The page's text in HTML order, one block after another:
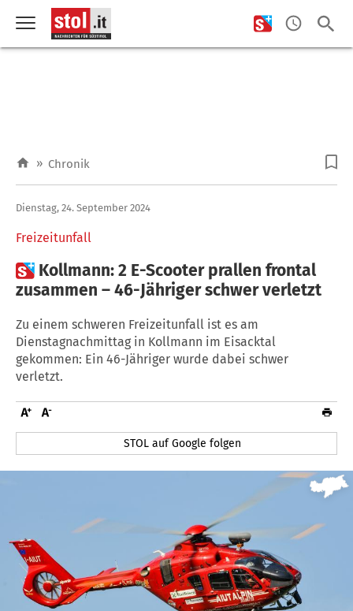
» Chronik
Freizeitunfall
Dienstag, 24. September 2024
 Kollmann: 2 E-Scooter prallen frontal
zusammen – 46-Jähriger schwer verletzt
Zu einem schweren Freizeitunfall ist es am
Dienstagnachmittag in Kollmann im Eisacktal
gekommen: Ein 46-Jähriger wurde dabei schwer
verletzt.
STOL auf Google folgen